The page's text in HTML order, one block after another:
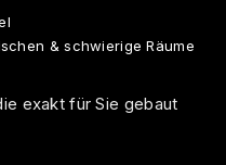
& schwierige Räume
exakt für Sie gebaut